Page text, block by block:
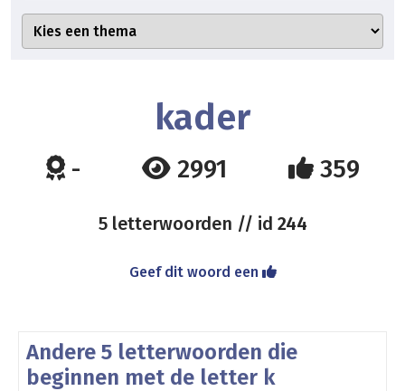
kader
- 2991 359
5 letterwoorden // id 244
Geef dit woord een
Andere 5 letterwoorden die
beginnen met de letter k